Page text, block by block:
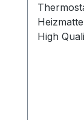
High